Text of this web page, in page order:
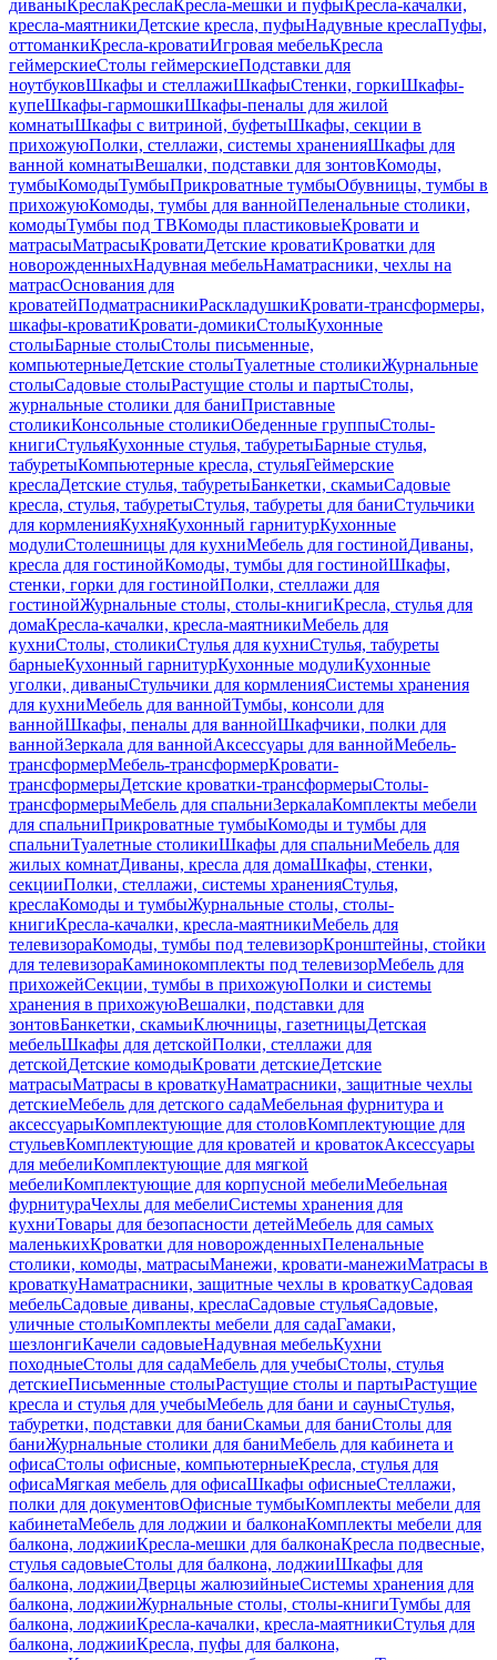
диваныКреслаКреслаКресла-мешки и пуфыКресла-качалки,
кресла-маятникиДетские кресла, пуфыНадувные креслаПуфы,
оттоманкиКресла-кроватиИгровая мебельКресла
геймерскиеСтолы геймерскиеПодставки для
ноутбуковШкафы и стеллажиШкафыСтенки, горкиШкафы-
купеШкафы-гармошкиШкафы-пеналы для жилой
комнатыШкафы с витриной, буфетыШкафы, секции в
прихожуюПолки, стеллажи, системы храненияШкафы для
ванной комнатыВешалки, подставки для зонтовКомоды,
тумбыКомодыТумбыПрикроватные тумбыОбувницы, тумбы в
прихожуюКомоды, тумбы для ваннойПеленальные столики,
комодыТумбы под ТВКомоды пластиковыеКровати и
матрасыМатрасыКроватиДетские кроватиКроватки для
новорожденныхНадувная мебельНаматрасники, чехлы на
матрасОснования для
кроватейПодматрасникиРаскладушкиКровати-трансформеры,
шкафы-кроватиКровати-домикиСтолыКухонные
столыБарные столыСтолы письменные,
компьютерныеДетские столыТуалетные столикиЖурнальные
столыСадовые столыРастущие столы и партыСтолы,
журнальные столики для баниПриставные
столикиКонсольные столикиОбеденные группыСтолы-
книгиСтульяКухонные стулья, табуретыБарные стулья,
табуретыКомпьютерные кресла, стульяГеймерские
креслаДетские стулья, табуретыБанкетки, скамьиСадовые
кресла, стулья, табуретыСтулья, табуреты для баниСтульчики
для кормленияКухняКухонный гарнитурКухонные
модулиСтолешницы для кухниМебель для гостинойДиваны,
кресла для гостинойКомоды, тумбы для гостинойШкафы,
стенки, горки для гостинойПолки, стеллажи для
гостинойЖурнальные столы, столы-книгиКресла, стулья для
домаКресла-качалки, кресла-маятникиМебель для
кухниСтолы, столикиСтулья для кухниСтулья, табуреты
барныеКухонный гарнитурКухонные модулиКухонные
уголки, диваныСтульчики для кормленияСистемы хранения
для кухниМебель для ваннойТумбы, консоли для
ваннойШкафы, пеналы для ваннойШкафчики, полки для
ваннойЗеркала для ваннойАксессуары для ваннойМебель-
трансформерМебель-трансформерКровати-
трансформерыДетские кроватки-трансформерыСтолы-
трансформерыМебель для спальниЗеркалаКомплекты мебели
для спальниПрикроватные тумбыКомоды и тумбы для
спальниТуалетные столикиШкафы для спальниМебель для
жилых комнатДиваны, кресла для домаШкафы, стенки,
секцииПолки, стеллажи, системы храненияСтулья,
креслаКомоды и тумбыЖурнальные столы, столы-
книгиКресла-качалки, кресла-маятникиМебель для
телевизораКомоды, тумбы под телевизорКронштейны, стойки
для телевизораКаминокомплекты под телевизорМебель для
прихожейСекции, тумбы в прихожуюПолки и системы
хранения в прихожуюВешалки, подставки для
зонтовБанкетки, скамьиКлючницы, газетницыДетская
мебельШкафы для детскойПолки, стеллажи для
детскойДетские комодыКровати детскиеДетские
матрасыМатрасы в кроваткуНаматрасники, защитные чехлы
детскиеМебель для детского садаМебельная фурнитура и
аксессуарыКомплектующие для столовКомплектующие для
стульевКомплектующие для кроватей и кроватокАксессуары
для мебелиКомплектующие для мягкой
мебелиКомплектующие для корпусной мебелиМебельная
фурнитураЧехлы для мебелиСистемы хранения для
кухниТовары для безопасности детейМебель для самых
маленькихКроватки для новорожденныхПеленальные
столики, комоды, матрасыМанежи, кровати-манежиМатрасы в
кроваткуНаматрасники, защитные чехлы в кроваткуСадовая
мебельСадовые диваны, креслаСадовые стульяСадовые,
уличные столыКомплекты мебели для садаГамаки,
шезлонгиКачели садовыеНадувная мебельКухни
походныеСтолы для садаМебель для учебыСтолы, стулья
детскиеПисьменные столыРастущие столы и партыРастущие
кресла и стулья для учебыМебель для бани и сауныСтулья,
табуретки, подставки для баниСкамьи для баниСтолы для
баниЖурнальные столики для баниМебель для кабинета и
офисаСтолы офисные, компьютерныеКресла, стулья для
офисаМягкая мебель для офисаШкафы офисныеСтеллажи,
полки для документовОфисные тумбыКомплекты мебели для
кабинетаМебель для лоджии и балконаКомплекты мебели для
балкона, лоджииКресла-мешки для балконаКресла подвесные,
стулья садовыеСтолы для балкона, лоджииШкафы для
балкона, лоджииДверцы жалюзийныеСистемы хранения для
балкона, лоджииЖурнальные столы, столы-книгиТумбы для
балкона, лоджииКресла-качалки, кресла-маятникиСтулья для
балкона, лоджииКресла, пуфы для балкона,